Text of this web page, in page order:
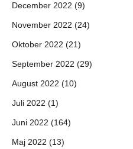
December 2022 (9)
November 2022 (24)
Oktober 2022 (21)
September 2022 (29)
August 2022 (10)
Juli 2022 (1)
Juni 2022 (164)
Maj 2022 (13)